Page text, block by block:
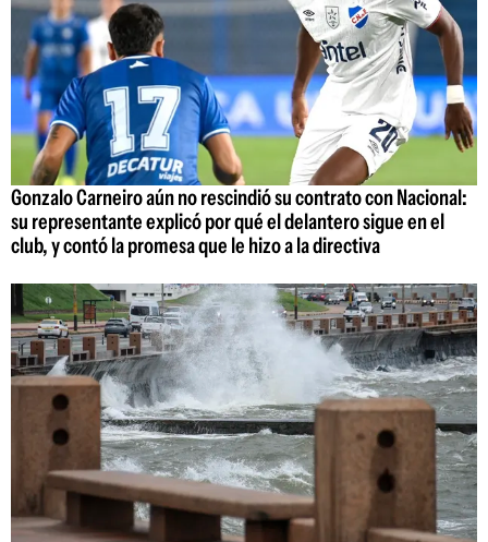
Gonzalo Carneiro aún no rescindió su contrato con Nacional:
su representante explicó por qué el delantero sigue en el
club, y contó la promesa que le hizo a la directiva